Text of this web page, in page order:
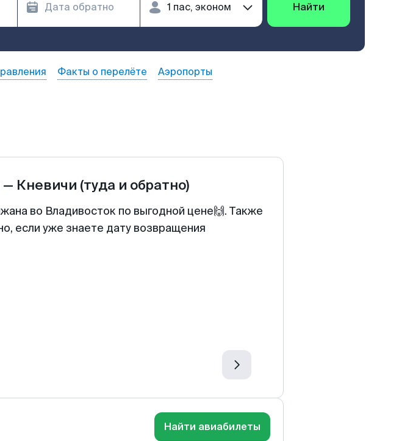
Найти
Факты о перелёте Аэропорты
— Кневичи (туда и обратно)
во Владивосток по выгодной цене🙌. Также
если уже знаете дату возвращения
Найти авиабилеты